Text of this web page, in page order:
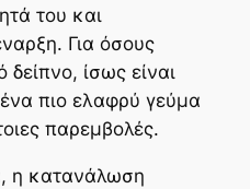
του και
Για όσους
δείπνο, ίσως είναι
πιο ελαφρύ γεύμα
παρεμβολές.
η κατανάλωση